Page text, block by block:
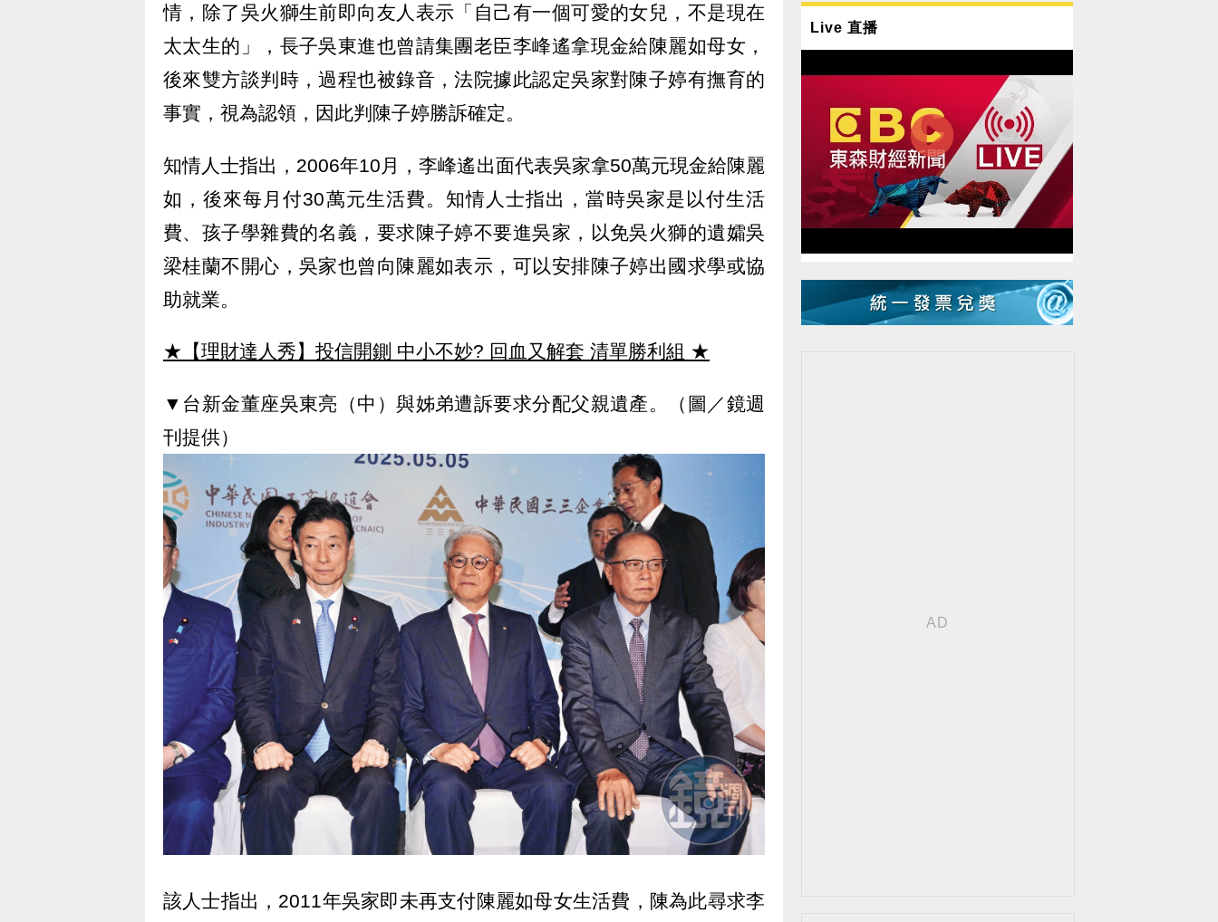
情，除了吳火獅生前即向友人表示「自己有一個可愛的女兒，不是現在
太太生的」，長子吳東進也曾請集團老臣李峰遙拿現金給陳麗如母女，
後來雙方談判時，過程也被錄音，法院據此認定吳家對陳子婷有撫育的
事實，視為認領，因此判陳子婷勝訴確定。
知情人士指出，2006年10月，李峰遙出面代表吳家拿50萬元現金給陳麗
如，後來每月付30萬元生活費。知情人士指出，當時吳家是以付生活
費、孩子學雜費的名義，要求陳子婷不要進吳家，以免吳火獅的遺孀吳
梁桂蘭不開心，吳家也曾向陳麗如表示，可以安排陳子婷出國求學或協
助就業。
★【理財達人秀】投信開鍘 中小不妙? 回血又解套 清單勝利組 ★
▼台新金董座吳東亮（中）與姊弟遭訴要求分配父親遺產。（圖／鏡週
刊提供）
該人士指出，2011年吳家即未再支付陳麗如母女生活費，陳為此尋求李
Live 直播